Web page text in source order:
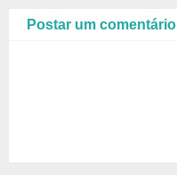
Postar um comentário